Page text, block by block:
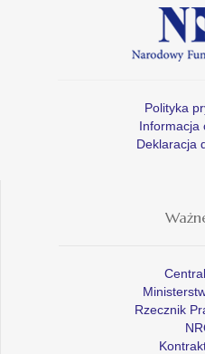
Polityka
Informacja
Deklaracja
Rzecznik